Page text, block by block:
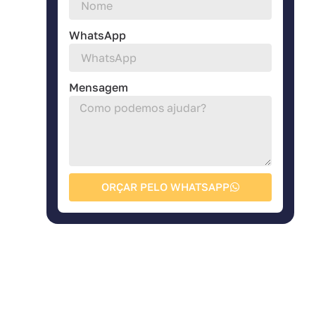
WhatsApp
Mensagem
ORÇAR PELO WHATSAPP